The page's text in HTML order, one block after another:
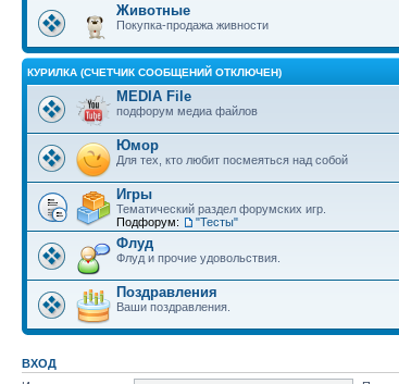
Животные
Покупка-продажа живности
КУРИЛКА (СЧЕТЧИК СООБЩЕНИЙ ОТКЛЮЧЕН)
MEDIA File
подфорум медиа файлов
Юмор
Для тех, кто любит посмеяться над собой
Игры
Тематический раздел форумских игр.
Подфорум:
"Тесты"
Флуд
Флуд и прочие удовольствия.
Поздравления
Ваши поздравления.
ВХОД